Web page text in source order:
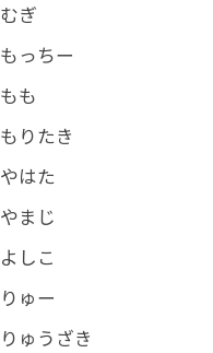
むぎ
もっちー
もも
もりたき
やはた
やまじ
よしこ
りゅー
りゅうざき